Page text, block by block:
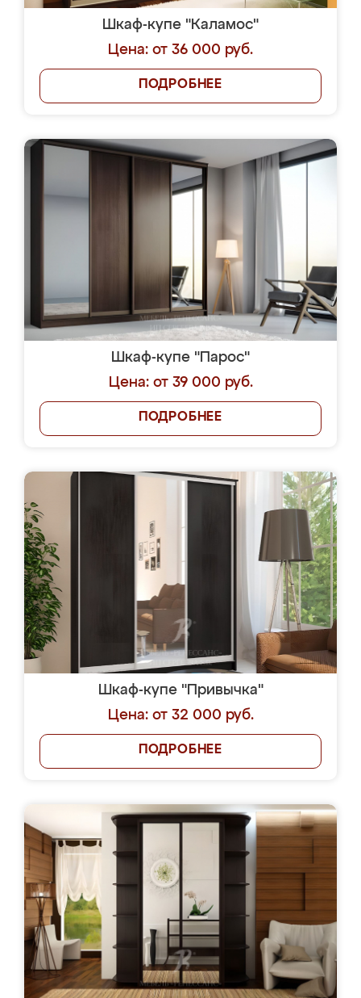
Шкаф-купе "Каламос"
Цена: от 36 000 руб.
ПОДРОБНЕЕ
Шкаф-купе "Парос"
Цена: от 39 000 руб.
ПОДРОБНЕЕ
Шкаф-купе "Привычка"
Цена: от 32 000 руб.
ПОДРОБНЕЕ